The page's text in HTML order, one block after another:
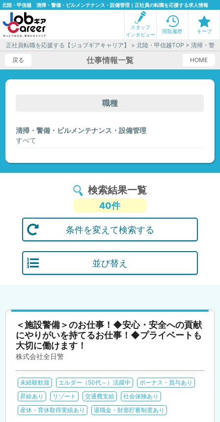
北陸・甲信越 清掃・警備・ビルメンテナンス・設備管理｜正社員の転職を応援する求人情報
スタッフ
インタビュー
閲覧履歴 キープ
正社員転職を応援する【ジョブギアキャリア】 >北陸・甲信越TOP > 清掃・警
戻る
HOME
仕事情報一覧
職種
清掃・警備・ビルメンテナンス・設備管理
すべて
検索結果一覧
40件
条件を変えて検索する
並び替え
＜施設警備＞のお仕事！◆安心・安全への貢献
にやりがいを持てるお仕事！◆プライベートも
大切に働けます！
株式会社全日警
未経験歓迎 エルダー（50代～）活躍中
ボーナス・賞与あり
昇給あり
リゾート 交通費支給
社会保険あり
産休・育休取得実績あり
退職金・財形貯蓄制度あり